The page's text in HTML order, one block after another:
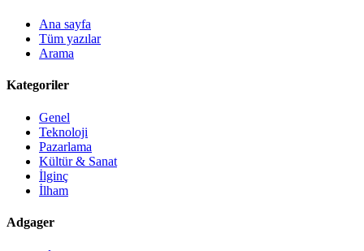
Ana sayfa
Tüm yazılar
Arama
Kategoriler
Genel
Teknoloji
Pazarlama
Kültür & Sanat
İlginç
İlham
Adgager